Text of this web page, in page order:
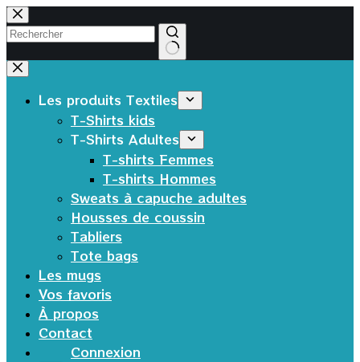
Passer
au
contenu
Aucun
résultat
Les produits Textiles
T-Shirts kids
T-Shirts Adultes
T-shirts Femmes
T-shirts Hommes
Sweats à capuche adultes
Housses de coussin
Tabliers
Tote bags
Les mugs
Vos favoris
À propos
Contact
Connexion